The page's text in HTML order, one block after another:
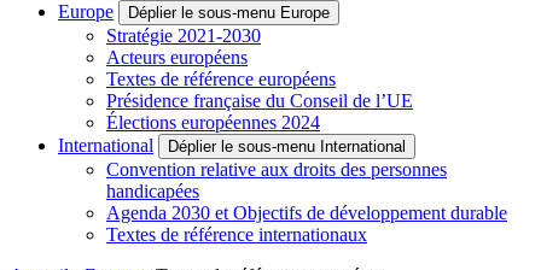
Europe
Déplier le sous-menu Europe
Stratégie 2021-2030
Acteurs européens
Textes de référence européens
Présidence française du Conseil de l’UE
Élections européennes 2024
International
Déplier le sous-menu International
Convention relative aux droits des personnes
handicapées
Agenda 2030 et Objectifs de développement durable
Textes de référence internationaux